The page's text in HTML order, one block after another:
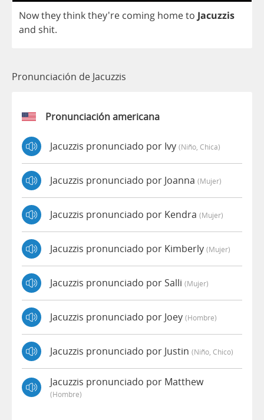
Nowtheythinkthey're coming hometo Jacuzzis
and shit.
Pronunciación de Jacuzzis
Pronunciación americana
Jacuzzis pronunciado por Ivy (niño, Chica)
Jacuzzis pronunciado por Joanna (mujer)
Jacuzzis pronunciado por Kendra (mujer)
Jacuzzis pronunciado por Kimberly (mujer)
Jacuzzis pronunciado por Salli (mujer)
Jacuzzis pronunciado por Joey (hombre)
Jacuzzis pronunciado por Justin (niño, Chico)
Jacuzzis pronunciado por Matthew
(hombre)